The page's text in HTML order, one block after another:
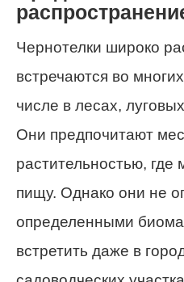
Чернотелки широко
встречаются во
числе в лесах,
Они предпочитают
растительностью, где
пищу. Однако они не
определенными
встретить даже в